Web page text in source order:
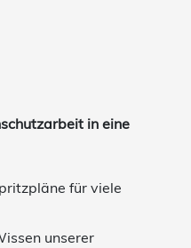
in eine
für viele
unserer